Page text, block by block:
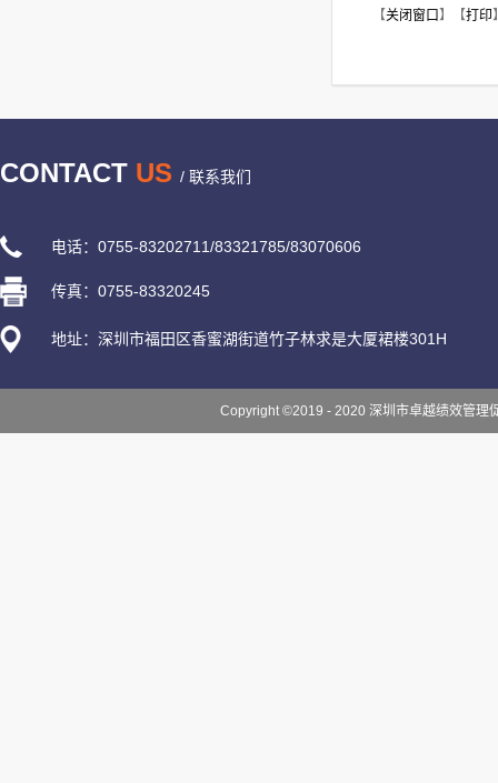
【关闭窗口 】【打印
CONTACT US / 联系我们
电话：0755-83202711/83321785/83070606
传真：0755-83320245
地址：深圳市福田区香蜜湖街道竹子林求是大厦裙楼301H
Copyright ©2019 - 2020 深圳市卓越绩效管理